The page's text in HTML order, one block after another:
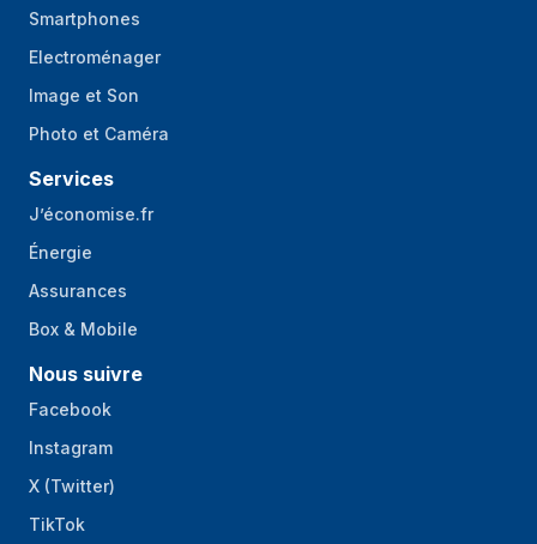
d'extension
Vitre latérale
Convient pour
Éclairage
Couleur de
l'éclairage
Emplacement
d'éclairage
Panneau(x) de
des câbles
Bouton
Marche/Arrêt
Voyants
Smartphones
Electroménager
Image et Son
Photo et Caméra
Services
J’économise.fr
Énergie
Assurances
Box & Mobile
Nous suivre
Facebook
Instagram
X (Twitter)
TikTok